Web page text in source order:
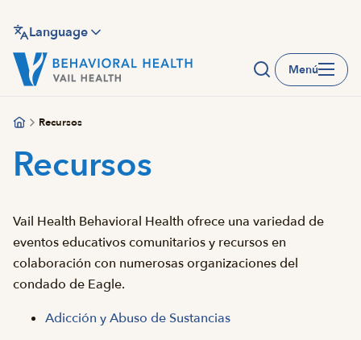
contenido
principal
Language
Menú
Recursos
Recursos
Vail Health Behavioral Health ofrece una variedad de
eventos educativos comunitarios y recursos en
colaboración con numerosas organizaciones del
condado de Eagle.
Adicción y Abuso de Sustancias